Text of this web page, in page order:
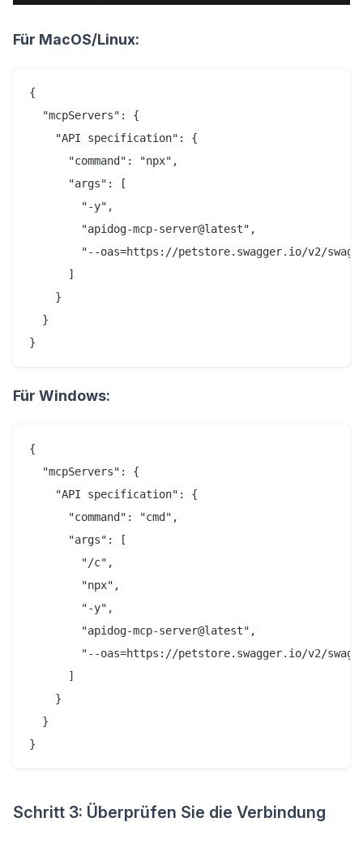
Für MacOS/Linux:
{
  "mcpServers": {
    "API specification": {
      "command": "npx",
      "args": [
        "-y",
        "apidog-mcp-server@latest",
"--oas=https://petstore.swagger.io/v2/
      ]
    }
  }
}
Für Windows:
{
  "mcpServers": {
    "API specification": {
      "command": "cmd",
      "args": [
        "/c",
        "npx",
        "-y",
        "apidog-mcp-server@latest",
"--oas=https://petstore.swagger.io/v2/
      ]
    }
  }
}
Schritt 3: Überprüfen Sie die Verbindung